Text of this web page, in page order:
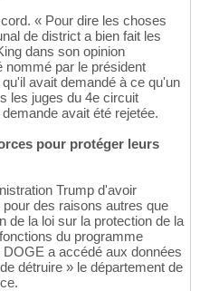
« Pour dire les choses
de district a bien fait les
dans son opinion
nommé par le président
avait demandé à ce qu'un
les juges du 4e circuit
avait été rejetée.
pour protéger leurs
Trump d'avoir
des raisons autres que
de la loi sur la protection de la
du programme
a accédé aux données
détruire » le département de